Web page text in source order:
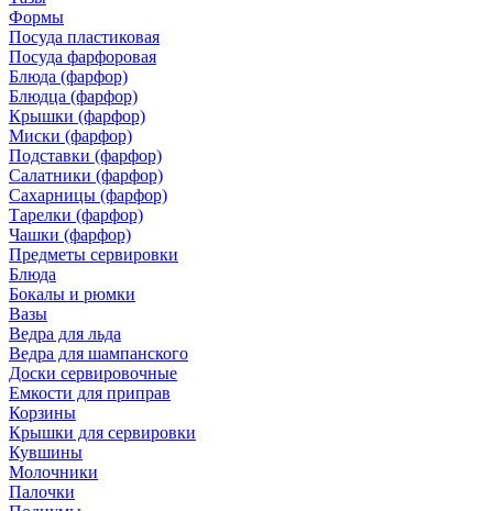
Формы
Посуда пластиковая
Посуда фарфоровая
Блюда (фарфор)
Блюдца (фарфор)
Крышки (фарфор)
Миски (фарфор)
Подставки (фарфор)
Салатники (фарфор)
Сахарницы (фарфор)
Тарелки (фарфор)
Чашки (фарфор)
Предметы сервировки
Блюда
Бокалы и рюмки
Вазы
Ведра для льда
Ведра для шампанского
Доски сервировочные
Емкости для приправ
Корзины
Крышки для сервировки
Кувшины
Молочники
Палочки